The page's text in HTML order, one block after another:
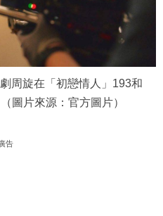
周旋在「初戀情人」193和
圖片來源：官方圖片）
廣告